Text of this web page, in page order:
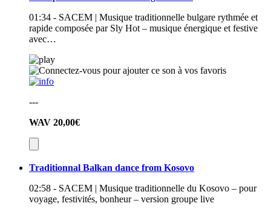
01:34 - SACEM | Musique traditionnelle bulgare rythmée et
rapide composée par Sly Hot – musique énergique et festive
avec…
---
WAV 20,00€
Traditionnal Balkan dance from Kosovo
02:58 - SACEM | Musique traditionnelle du Kosovo – pour
voyage, festivités, bonheur – version groupe live